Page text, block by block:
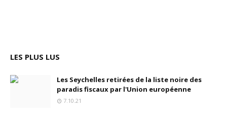
LES PLUS LUS
Les Seychelles retirées de la liste noire des
paradis fiscaux par l'Union européenne
7.10.21